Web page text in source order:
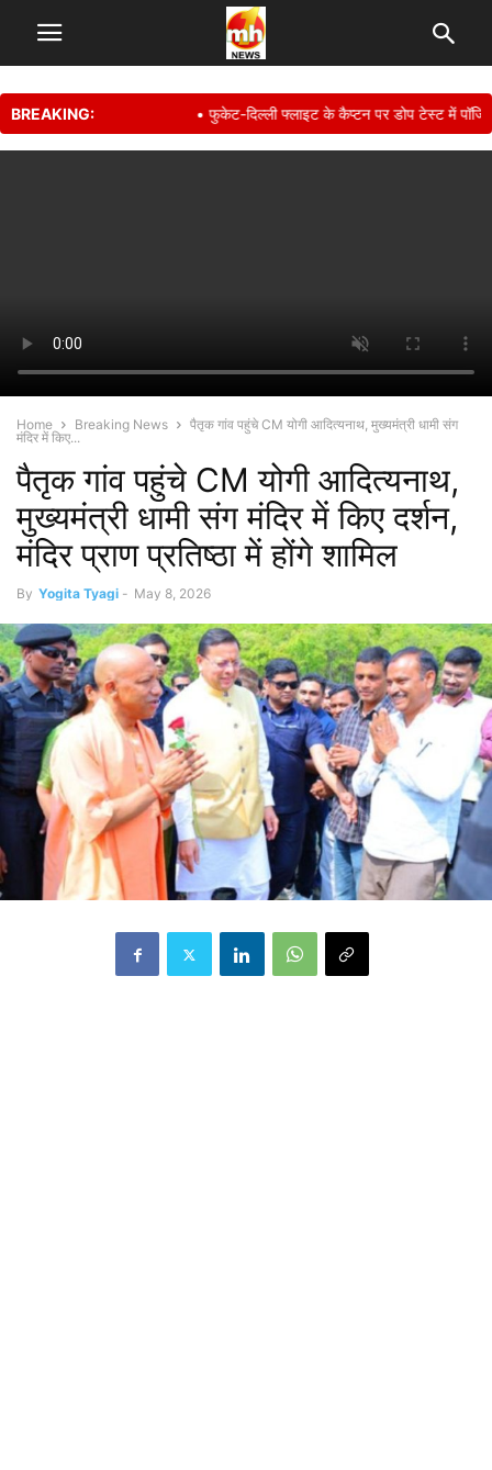
BREAKING: • फुकेट-दिल्ली फ्लाइट के कैप्टन पर डोप टेस्ट में पॉजिटिव
Home Breaking News
पैतृक गांव पहुंचे CM योगी आदित्यनाथ, मुख्यमंत्री धामी संग
मंदिर में किए...
पैतृक गांव पहुंचे CM योगी आदित्यनाथ,
मुख्यमंत्री धामी संग मंदिर में किए दर्शन,
मंदिर प्राण प्रतिष्ठा में होंगे शामिल
By Yogita Tyagi - May 8, 2026